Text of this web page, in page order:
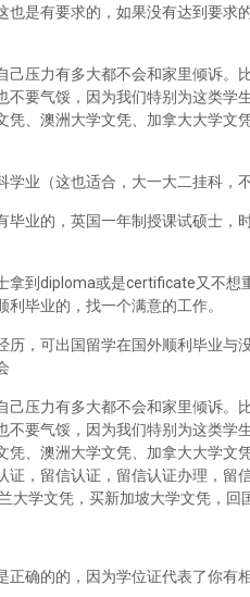
是有要求的，如果没有达到要
压力有多大都不会和家里倾诉
不要气馁，因为我们特别为这类
、澳洲大学文凭、加拿大大学
业（这也适合，大一大二挂科，
毕业的，英国一年制授课试硕士
拿到diploma或是certificate又不
毕业的，找一个满意的工作。
，可出国留学在国外顺利毕业
压力有多大都不会和家里倾诉
不要气馁，因为我们特别为这类
、澳洲大学文凭、加拿大大学文
，留信认证，留信认证办理，留
学文凭，买新加坡大学文凭，回
确的的，因为学位证代表了你有